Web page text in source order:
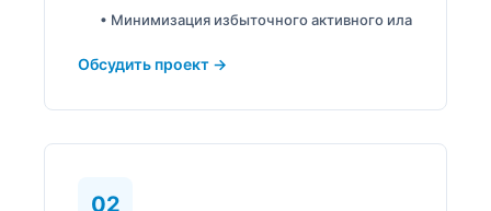
• Минимизация избыточного активного ила
Обсудить проект →
02